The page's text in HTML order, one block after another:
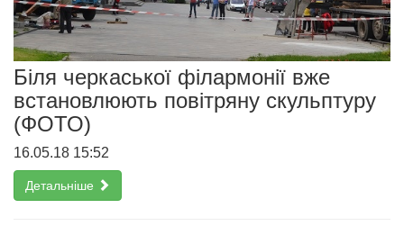
Біля черкаської філармонії вже
встановлюють повітряну скульптуру
(ФОТО)
16.05.18 15:52
Детальніше